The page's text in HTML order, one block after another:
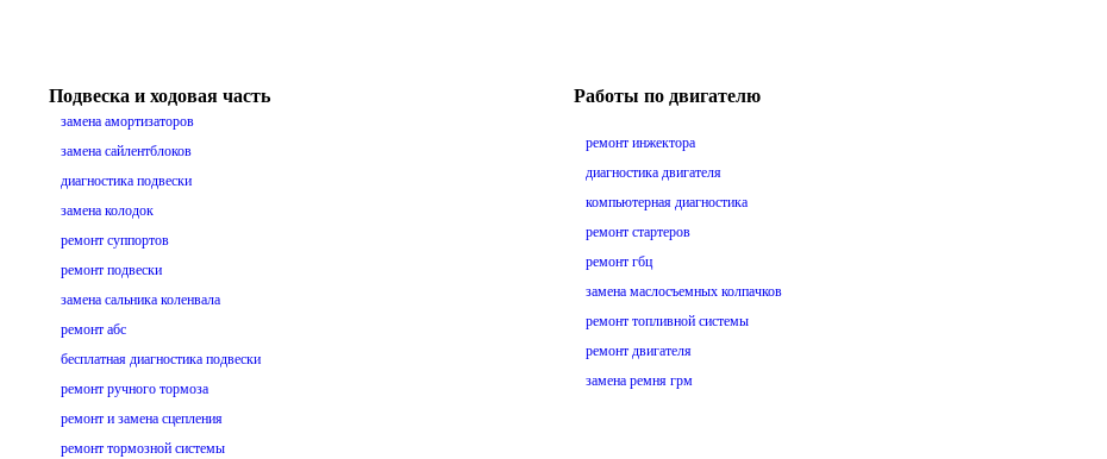
Подвеска и ходовая часть
замена амортизаторов
замена сайлентблоков
диагностика подвески
замена колодок
ремонт суппортов
ремонт подвески
замена сальника коленвала
ремонт абс
бесплатная диагностика подвески
ремонт ручного тормоза
ремонт и замена сцепления
ремонт тормозной системы
Работы по двигателю
ремонт инжектора
диагностика двигателя
компьютерная диагностика
ремонт стартеров
ремонт гбц
замена маслосъемных колпачков
ремонт топливной системы
ремонт двигателя
замена ремня грм